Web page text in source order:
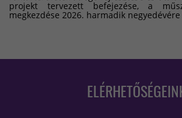
projekt tervezett befejezése, a
megkezdése 2026. harmadik